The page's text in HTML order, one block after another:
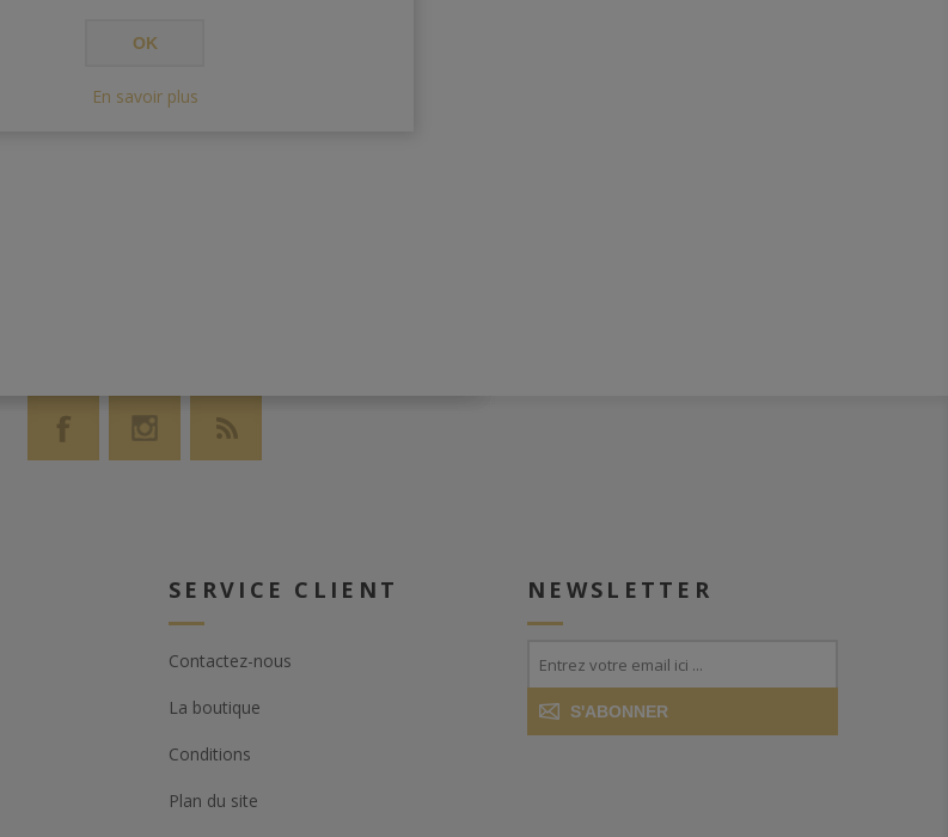
SERVICE CLIENT
Contactez-nous
La boutique
Conditions
Plan du site
NEWSLETTER
S'ABONNER
OK
En savoir plus